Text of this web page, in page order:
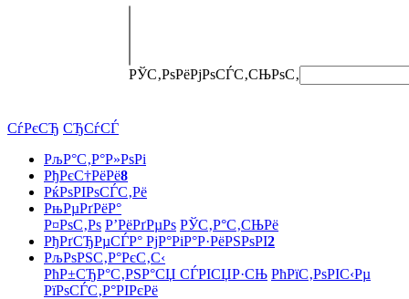
РЎС‚РѕРёРјРѕСЃС‚СЊРѕС‚
СѓРєСЂ СЂСѓСЃ
РљР°С‚Р°Р»РѕРі
РђРєС†РёРё8
РќРѕРІРѕСЃС‚Рё
РњРµРґРёР°
Р¤РѕС‚Рѕ Р’РёРґРµРѕ РЎС‚Р°С‚СЊРё
РђРґСЂРµСЃР° РјР°РіР°Р·РёРЅРѕРІ2
РљРѕРЅС‚Р°РєС‚С‹
РћР±СЂР°С‚РЅР°СЏ СЃРІСЏР·СЊ РћРїС‚РѕРІС‹Рµ
РїРѕСЃС‚Р°РІРєРё